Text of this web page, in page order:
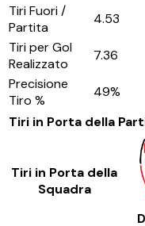
Tiri Fuori /
Partita
4.53
Tiri per Gol
Realizzato
7.36
Precisione
Tiro %
49%
Tiri in Porta della
Tiri in Porta della
Squadra